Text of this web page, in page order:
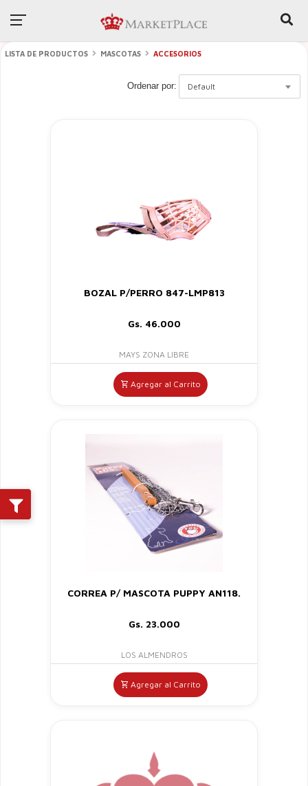
LISTA DE PRODUCTOS MASCOTAS ACCESORIOS
Ordenar por: Default
BOZAL P/PERRO 847-LMP813
Gs. 46.000
MAYS ZONA LIBRE
Agregar al Carrito
CORREA P/ MASCOTA PUPPY AN118.
Gs. 23.000
LOS ALMENDROS
Agregar al Carrito